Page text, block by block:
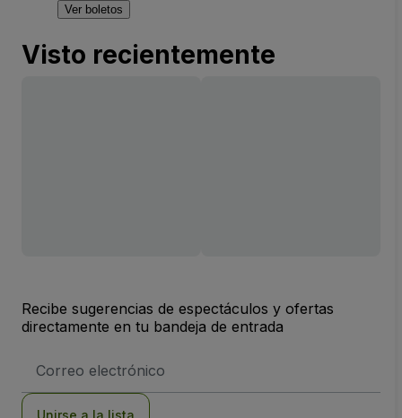
Ver boletos
Visto recientemente
Recibe sugerencias de espectáculos y ofertas
directamente en tu bandeja de entrada
de
Unirse a la lista